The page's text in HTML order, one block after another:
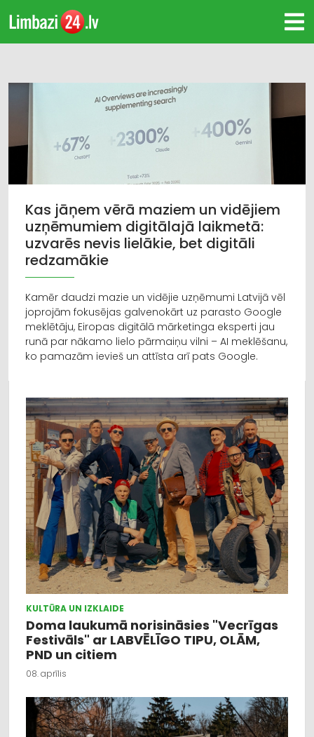
Kas jāņem vērā maziem un vidējiem
uzņēmumiem digitālajā laikmetā:
uzvarēs nevis lielākie, bet digitāli
redzamākie
Kamēr daudzi mazie un vidējie uzņēmumi Latvijā vēl
joprojām fokusējas galvenokārt uz parasto Google
meklētāju, Eiropas digitālā mārketinga eksperti jau
runā par nākamo lielo pārmaiņu vilni – AI meklēšanu,
ko pamazām ievieš un attīsta arī pats Google.
KULTŪRA UN IZKLAIDE
Doma laukumā norisināsies "Vecrīgas
Festivāls" ar LABVĒLĪGO TIPU, OLĀM,
PND un citiem
08. aprīlis